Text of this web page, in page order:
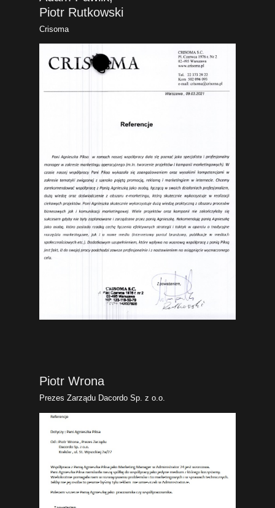
Piotr Rutkowski
Crisoma
Piotr Wrona
Prezes Zarządu Dacordo Sp. z o.o.